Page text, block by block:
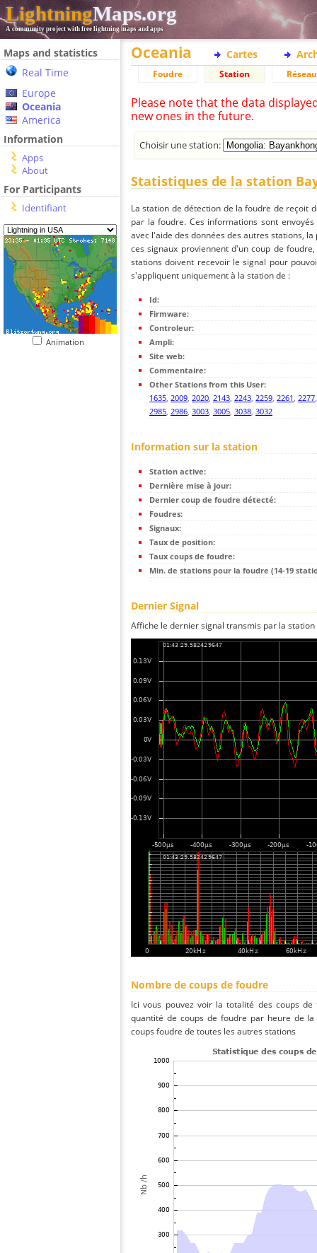
LightningMaps.org
A community project with free lightning maps and apps
Maps and statistics
Real Time
Europe
Oceania
America
Information
Apps
About
For Participants
Identifiant
Animation
Oceania Cartes
Foudre Station Réseau
Please note that the data
new ones in the future.
Choisir une station:
Statistiques de la station
La station de détection de la foudre de reçoit
par la foudre. Ces informations sont
avec l'aide des données des autres stations,
ces signaux proviennent d'un coup de
stations doivent recevoir le signal pour
s'appliquent uniquement à la station de :
Id:
Firmware:
Controleur:
Ampli:
Site web:
Commentaire:
Other Stations from this User:
1635, 2009, 2020, 2143, 2243, 2259, 2261, 2277
2985, 2986, 3003, 3005, 3038, 3032
Information sur la station
Station active:
Dernière mise à jour:
Dernier coup de foudre détecté:
Foudres:
Signaux:
Taux de position:
Taux coups de foudre:
Min. de stations pour la foudre (14-19
Dernier Signal
Affiche le dernier signal transmis par la
Nombre de coups de foudre
Ici vous pouvez voir la totalité des coups
quantité de coups de foudre par heure de
coups foudre de toutes les autres stations